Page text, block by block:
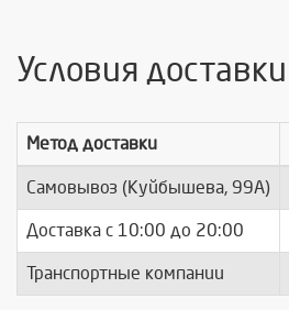
Условия доставки
Метод доставки
Самовывоз (Куйбышева, 99А)
Доставка c 10:00 до 20:00
Транспортные компании